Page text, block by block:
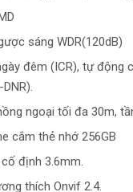
sáng WDR(120dB)
đêm (ICR), tự động
ngoại tối đa 30m,
cắm thẻ nhớ 256GB
cố định 3.6mm.
thích Onvif 2.4.